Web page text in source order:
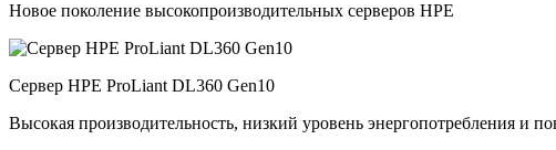
Новое поколение высокопроизводительных серверов HPE
Сервер HPE ProLiant DL360 Gen10
Высокая производительность, низкий уровень энергопотребления и